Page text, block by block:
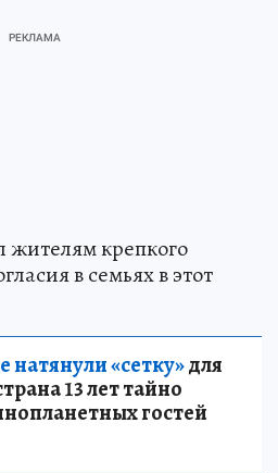
жителям крепкого
в семьях в этот
«сетку»для
13 лет тайно
гостей